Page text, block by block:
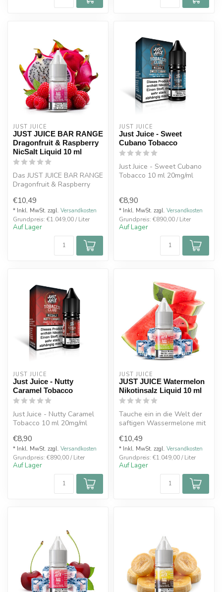
JUST JUICE
JUST JUICE BAR RANGE
Dragonfruit & Raspberry
NicSalt Liquid 10 ml
Das JUST JUICE BAR RANGE
Dragonfruit & Raspberry
...
€10,49
* Inkl. MwSt. zzgl. Versandkosten
Grundpreis: €1.049,00 / Liter
Auf Lager
JUST JUICE
Just Juice - Sweet
Cubano Tobacco
Just Juice - Sweet Cubano
Tobacco 10 ml 20mg/ml
€8,90
* Inkl. MwSt. zzgl. Versandkosten
Grundpreis: €890,00 / Liter
Auf Lager
JUST JUICE
Just Juice - Nutty
Caramel Tobacco
Just Juice - Nutty Caramel
Tobacco 10 ml 20mg/ml
€8,90
* Inkl. MwSt. zzgl. Versandkosten
Grundpreis: €890,00 / Liter
Auf Lager
JUST JUICE
JUST JUICE Watermelon
Nikotinsalz Liquid 10 ml
Tauche ein in die Welt der
saftigen Wassermelone mit
RANGE Wa...
€10,49
* Inkl. MwSt. zzgl. Versandkosten
Grundpreis: €1.049,00 / Liter
Auf Lager